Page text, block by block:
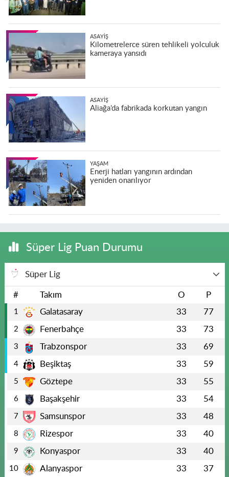
ASAYIŞ
Kilometrelerce süren tehlikeli yolculuk
kameraya yansıdı
ASAYIŞ
Aliağa’da fabrikada korkutan yangın
YAŞAM
Enerji hatları yangının ardından
yeniden onarılıyor
Süper Lig Puan Durumu
Süper Lig
# Takım O P
1 Galatasaray 33 77
2 Fenerbahçe 33 73
3 Trabzonspor 33 69
4 Beşiktaş 33 59
5 Göztepe 33 55
6 Başakşehir 33 54
7 Samsunspor 33 48
8 Rizespor 33 40
9 Konyaspor 33 40
10 Alanyaspor 33 37